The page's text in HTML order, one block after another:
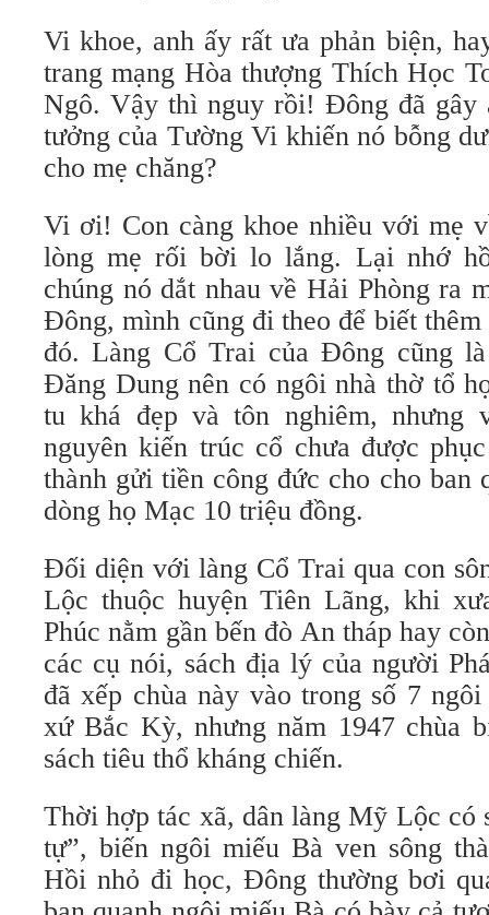
Vi khoe, anh ấy rất ưa phản biện,
trang mạng Hòa thượng Thích Học
Ngô. Vậy thì nguy rồi! Đông đã gây
tưởng của Tường Vi khiến nó bỗng
cho mẹ chăng?
Vi ơi! Con càng khoe nhiều với mẹ
lòng mẹ rối bời lo lắng. Lại nhớ
chúng nó dắt nhau về Hải Phòng ra
Đông, mình cũng đi theo để biết thêm
đó. Làng Cổ Trai của Đông cũng
Đăng Dung nên có ngôi nhà thờ tổ
tu khá đẹp và tôn nghiêm, nhưng
nguyên kiến trúc cổ chưa được
thành gửi tiền công đức cho cho ban
dòng họ Mạc 10 triệu đồng.
Đối diện với làng Cổ Trai qua con
Lộc thuộc huyện Tiên Lãng, khi
Phúc nằm gần bến đò An tháp hay
các cụ nói, sách địa lý của người
đã xếp chùa này vào trong số 7
xứ Bắc Kỳ, nhưng năm 1947 chùa
sách tiêu thổ kháng chiến.
Thời hợp tác xã, dân làng Mỹ Lộc có
tự”, biến ngôi miếu Bà ven sông
Hồi nhỏ đi học, Đông thường bơi